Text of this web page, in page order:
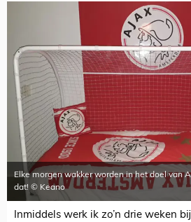
Elke morgen wakker worden in het doel van
dat! © Keano
Inmiddels werk ik zo’n drie weken